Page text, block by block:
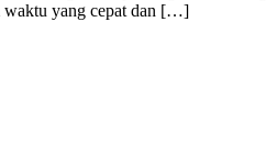
waktu yang cepat dan […]